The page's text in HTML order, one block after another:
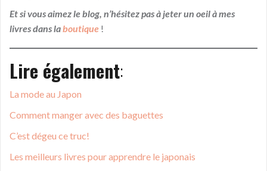
Et si vous aimez le blog, n’hésitez pas à jeter un oeil à mes
livres dans laboutique !
Lire également:
La mode au Japon
Comment manger avec des baguettes
C’est dégeu ce truc!
Les meilleurs livres pour apprendre le japonais